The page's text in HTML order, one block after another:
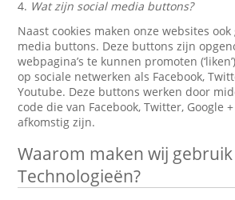
4. Wat zijn social media buttons?
Naast cookies maken onze websites
media buttons. Deze buttons zijn
webpagina’s te kunnen promoten
op sociale netwerken als Facebook,
Youtube. Deze buttons werken door
code die van Facebook, Twitter, Google
afkomstig zijn.
Waarom maken wij
Technologieën?